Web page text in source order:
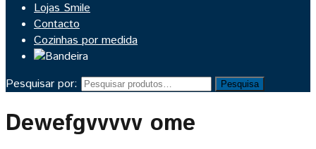
Lojas Smile
Contacto
Cozinhas por medida
Pesquisar por: Pesquisa
Dewefgvvvvv ome